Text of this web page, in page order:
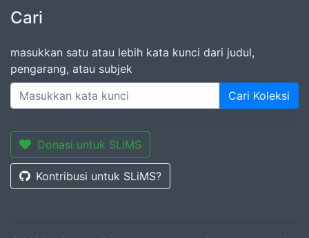
Cari
masukkan satu atau lebih kata kunci dari judul,
pengarang, atau subjek
Cari Koleksi
Donasi untuk SLiMS
Kontribusi untuk SLiMS?